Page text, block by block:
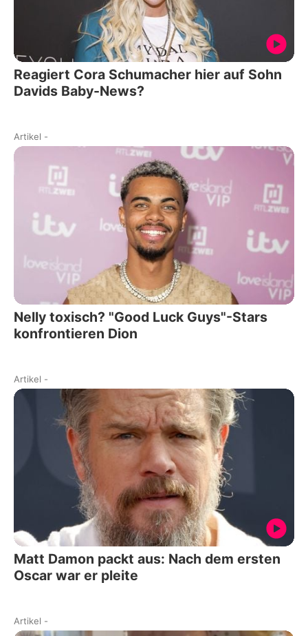
Reagiert Cora Schumacher hier auf Sohn
Davids Baby-News?
Artikel -
Nelly toxisch? "Good Luck Guys"-Stars
konfrontieren Dion
Artikel -
Matt Damon packt aus: Nach dem ersten
Oscar war er pleite
Artikel -